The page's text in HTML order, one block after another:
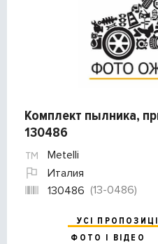
Комплект пылника,
130486
Metelli
Италия
130486 (13-0486)
УСІ
ФОТО І ВІДЕО